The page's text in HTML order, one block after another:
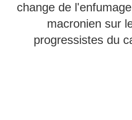
change de
macronien sur
progressistes du